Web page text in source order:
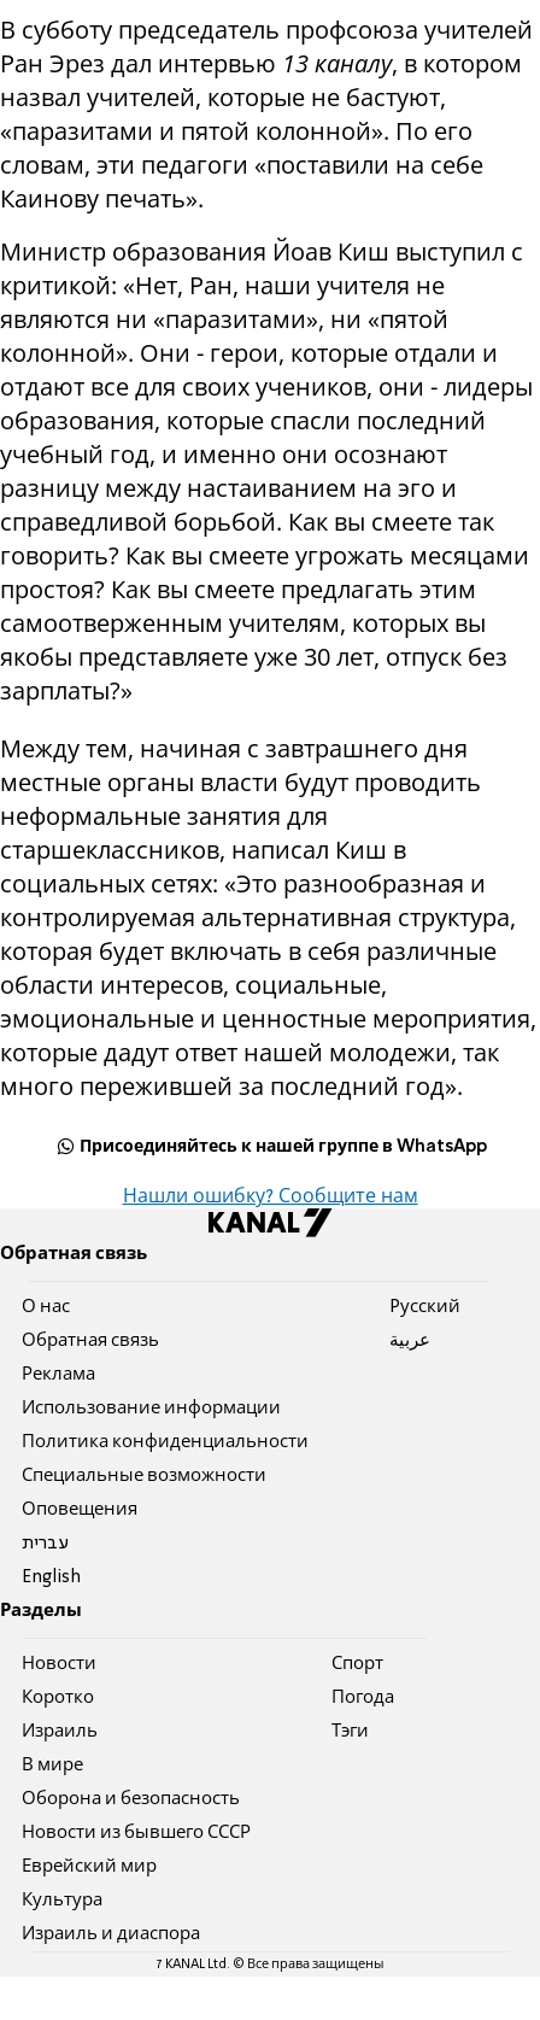
В субботу председатель профсоюза учителей
Ран Эрез дал интервью 13 каналу, в котором
назвал учителей, которые не бастуют,
«паразитами и пятой колонной». По его
словам, эти педагоги «поставили на себе
Каинову печать».
Министр образования Йоав Киш выступил с
критикой: «Нет, Ран, наши учителя не
являются ни «паразитами», ни «пятой
колонной». Они - герои, которые отдали и
отдают все для своих учеников, они - лидеры
образования, которые спасли последний
учебный год, и именно они осознают
разницу между настаиванием на эго и
справедливой борьбой. Как вы смеете так
говорить? Как вы смеете угрожать месяцами
простоя? Как вы смеете предлагать этим
самоотверженным учителям, которых вы
якобы представляете уже 30 лет, отпуск без
зарплаты?»
Между тем, начиная с завтрашнего дня
местные органы власти будут проводить
неформальные занятия для
старшеклассников, написал Киш в
социальных сетях: «Это разнообразная и
контролируемая альтернативная структура,
которая будет включать в себя различные
области интересов, социальные,
эмоциональные и ценностные мероприятия,
которые дадут ответ нашей молодежи, так
много пережившей за последний год».
Присоединяйтесь к нашей группе в WhatsApp
Нашли ошибку? Сообщите нам
Обратная связь
О нас
Обратная связь
Реклама
Использование информации
Политика конфиденциальности
Специальные возможности
Оповещения
עברית
English
Pусский
عربية
Разделы
Новости
Коротко
Израиль
В мире
Оборона и безопасность
Новости из бывшего СССР
Еврейский мир
Культура
Израиль и диаспора
Спорт
Погода
Тэги
7 KANAL Ltd. © Все права защищены